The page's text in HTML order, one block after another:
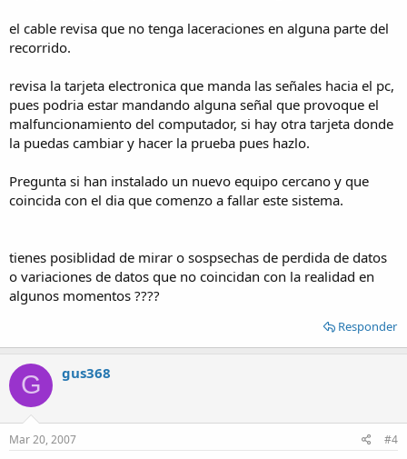
el cable revisa que no tenga laceraciones en alguna parte del
recorrido.
revisa la tarjeta electronica que manda las señales hacia el pc,
pues podria estar mandando alguna señal que provoque el
malfuncionamiento del computador, si hay otra tarjeta donde
la puedas cambiar y hacer la prueba pues hazlo.
Pregunta si han instalado un nuevo equipo cercano y que
coincida con el dia que comenzo a fallar este sistema.
tienes posiblidad de mirar o sospsechas de perdida de datos
o variaciones de datos que no coincidan con la realidad en
algunos momentos ????
Responder
G gus368
Mar 20, 2007 #4